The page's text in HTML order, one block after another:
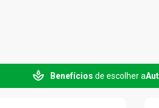
Benefícios de escolher a